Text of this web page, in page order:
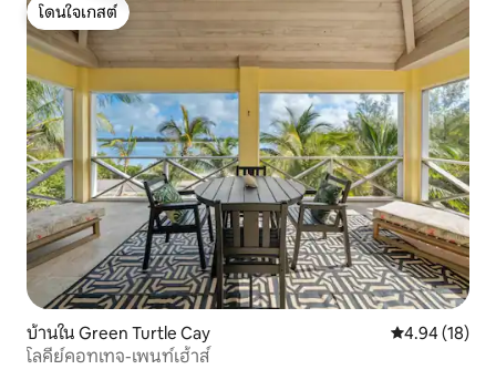
โดนใจเกสต์
โดนใจเกสต์
บ้านใน Green Turtle Cay คะแนนเฉลี่ย
4.94 (18)
โลคีย์คอทเทจ-เพนท์เฮ้าส์